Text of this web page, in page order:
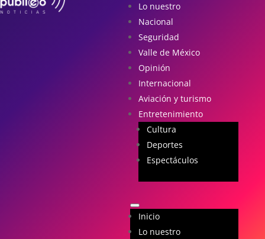
Lo nuestro
Nacional
Seguridad
Valle de México
Opinión
Internacional
Aviación y turismo
Entretenimiento
Cultura
Deportes
Espectáculos
Inicio
Lo nuestro